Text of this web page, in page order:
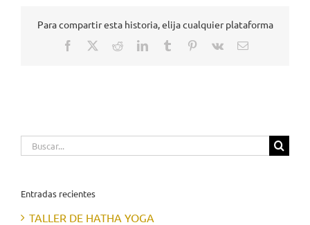
Para compartir esta historia, elija cualquier plataforma
Facebook RedditLinkedInTumblr Pinterest
Vk
Correo
Buscar:
Entradas recientes
TALLER DE HATHA YOGA